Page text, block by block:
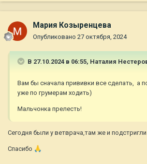
Мария Козыренцева
Опубликовано 27 октября, 2024
В 27.10.2024 в 06:55, Наталия
Вам бы сначала прививки все сделать, а
уже по грумерам ходить)
Мальчонка прелесть!
Сегодня были у ветврача,там же и подстригли
Спасибо 🙏